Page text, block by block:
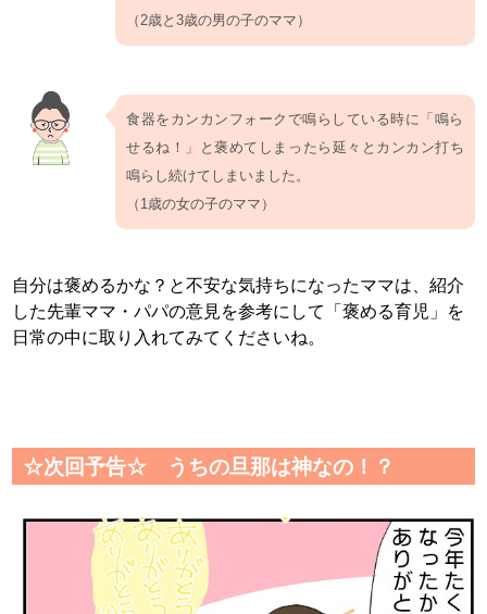
（2歳と3歳の男の子のママ）
食器をカンカンフォークで鳴らしている時に「鳴ら
せるね！」と褒めてしまったら延々とカンカン打ち
鳴らし続けてしまいました。
（1歳の女の子のママ）
自分は褒めるかな？と不安な気持ちになったママは、紹介
した先輩ママ・パパの意見を参考にして「褒める育児」を
日常の中に取り入れてみてくださいね。
☆次回予告☆ うちの旦那は神なの！？